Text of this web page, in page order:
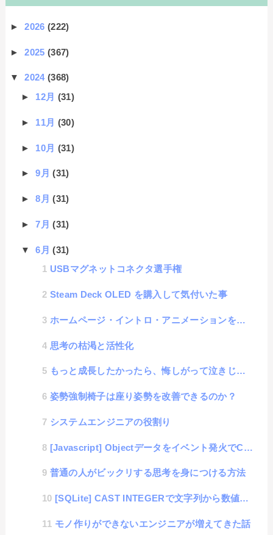
►2026(222)
►2025(367)
▼2024(368)
► 12月 (31)
► 11月 (30)
► 10月 (31)
►9月(31)
►8月(31)
►7月(31)
▼6月(31)
USBマグネットコネクタ選手権
Steam Deck OLED を購入して気付いた事
ホームページ・イントロ・アニメーションを考える
思考の枯渇と活性化
もっと成長したかったら、悔しがって泣きじゃくれ！
姿勢強制椅子は座り姿勢を改善できるのか？
システムエンジニアの役割り
[Javascript] Objectデータをイベント発火でCSVダウンロードさせる簡単コード
普通の人がビックリする思考を身につける方法
[SQLite] CAST INTEGERで文字列から数値変換ができない
モノ作りができないエンジニアが増えてきた話